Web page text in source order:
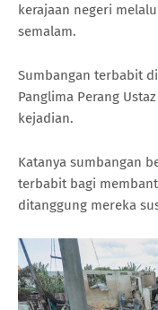
kerajaan negeri
semalam.
Sumbangan terbabit
Panglima Perang
kejadian.
Katanya sumbangan
terbabit bagi
ditanggung mereka